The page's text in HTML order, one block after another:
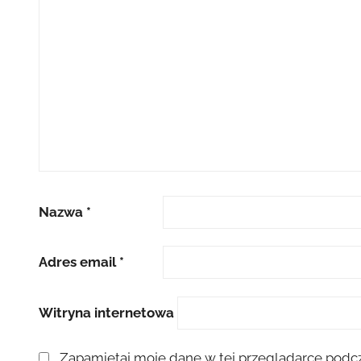
Nazwa *
Adres email *
Witryna internetowa